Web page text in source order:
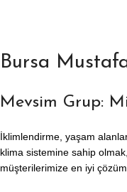
Bursa
Mevsim Grup:
İklimlendirme, yaşam
klima sistemine sahip
müşterilerimize en iyi